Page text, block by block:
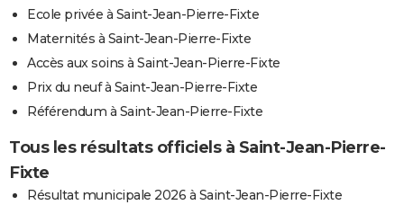
Ecole privée à Saint-Jean-Pierre-Fixte
Maternités à Saint-Jean-Pierre-Fixte
Accès aux soins à Saint-Jean-Pierre-Fixte
Prix du neuf à Saint-Jean-Pierre-Fixte
Référendum à Saint-Jean-Pierre-Fixte
Tous les résultats officiels à Saint-Jean-Pierre-
Fixte
Résultat municipale 2026 à Saint-Jean-Pierre-Fixte